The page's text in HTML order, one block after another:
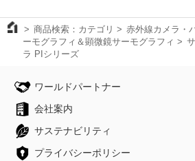
商品検索：カテゴリ 赤外線カメラ・
ーモグラフィ＆顕微鏡サーモグラフィ
ラ PIシリーズ
ワールドパートナー
会社案内
サステナビリティ
プライバシーポリシー